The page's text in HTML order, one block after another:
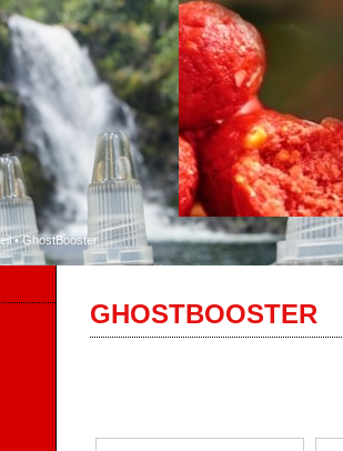
•GhostBooster Bienvenue
GHOSTBOOSTER